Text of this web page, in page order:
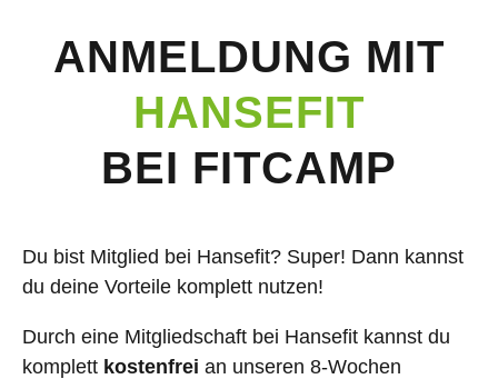
ANMELDUNG MIT
HANSEFIT
BEI FITCAMP
Du bist Mitglied bei Hansefit? Super! Dann kannst
du deine Vorteile komplett nutzen!
Durch eine Mitgliedschaft bei Hansefit kannst du
komplett kostenfrei an unseren 8-Wochen